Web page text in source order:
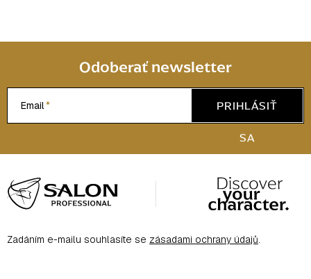
Odoberať newsletter
Email
PRIHLÁSIŤ
SA
á
p
äZadáním e-mailu souhlasíte se zásadami ochrany údajů.